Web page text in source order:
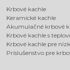
Krbové kachle
Keramické kachle
Akumulačné krbové
Krbové kachle s
Krbové kachle pre
Príslušenstvo pre